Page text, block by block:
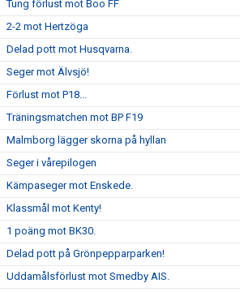
Tung förlust mot Boo FF
2-2 mot Hertzöga
Delad pott mot Husqvarna.
Seger mot Älvsjö!
Förlust mot P18...
Träningsmatchen mot BP F19
Malmborg lägger skorna på hyllan
Seger i vårepilogen
Kämpaseger mot Enskede.
Klassmål mot Kenty!
1 poäng mot BK30.
Delad pott på Grönpepparparken!
Uddamålsförlust mot Smedby AIS.